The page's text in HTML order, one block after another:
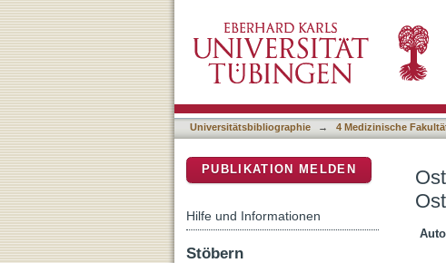
(COSS)
Universitätsbibliographie → 4 Medizinische
PUBLIKATION MELDEN
Hilfe und Informationen
Stöbern